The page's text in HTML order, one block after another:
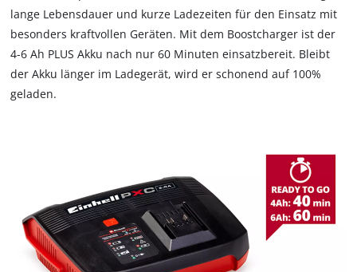
Google Maps laden zu können!
This content is not permitted to load due
visitor. The website owner needs to setup
lange Lebensdauer und kurze Ladezeiten für den Einsatz mit
besonders kraftvollen Geräten. Mit dem Boostcharger ist der
4-6 Ah PLUS Akku nach nur 60 Minuten einsatzbereit. Bleibt
der Akku länger im Ladegerät, wird er schonend auf 100%
geladen.